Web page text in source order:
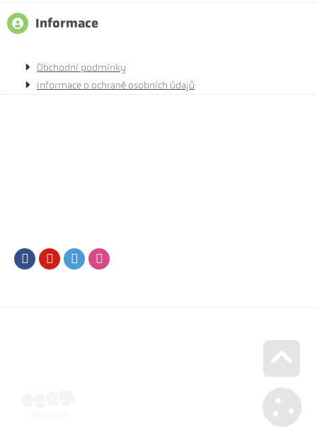
Informace
Obchodní podmínky
Informace o ochraně osobních údajů
FacebookYoutubeTwitter
Go